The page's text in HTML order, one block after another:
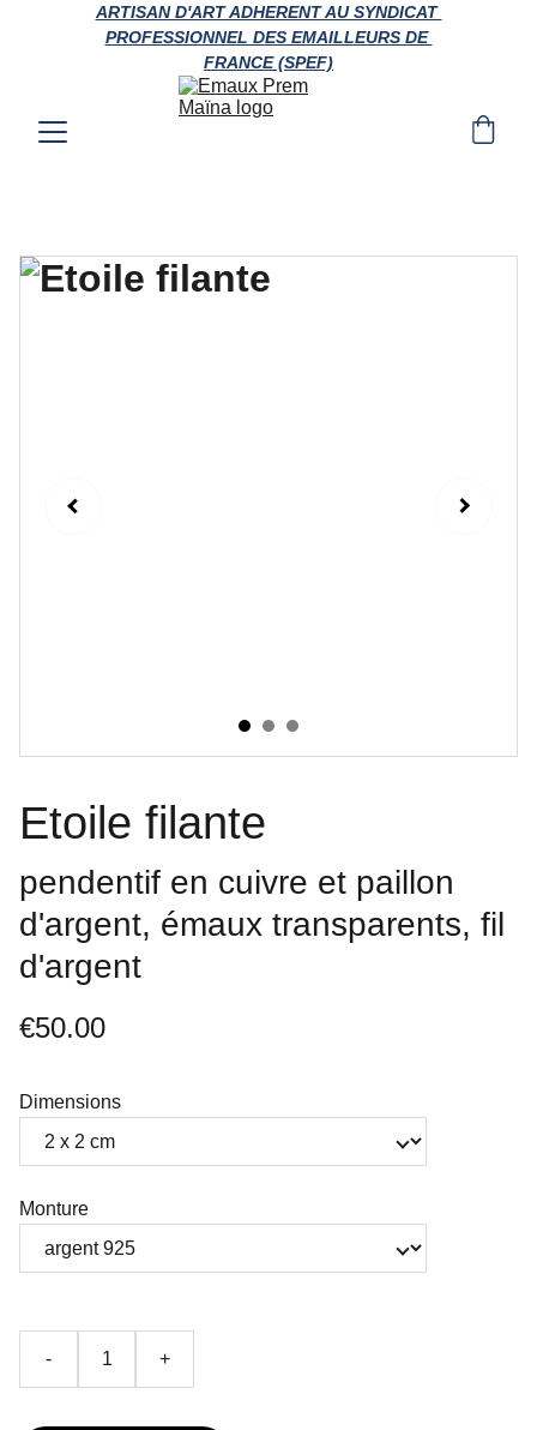
ARTISAN D'ART ADHERENT AU SYNDICAT
PROFESSIONNEL DES EMAILLEURS DE
FRANCE (SPEF)
Etoile filante
pendentif en cuivre et paillon
d'argent, émaux transparents, fil
d'argent
€50.00
Dimensions
Monture
- +